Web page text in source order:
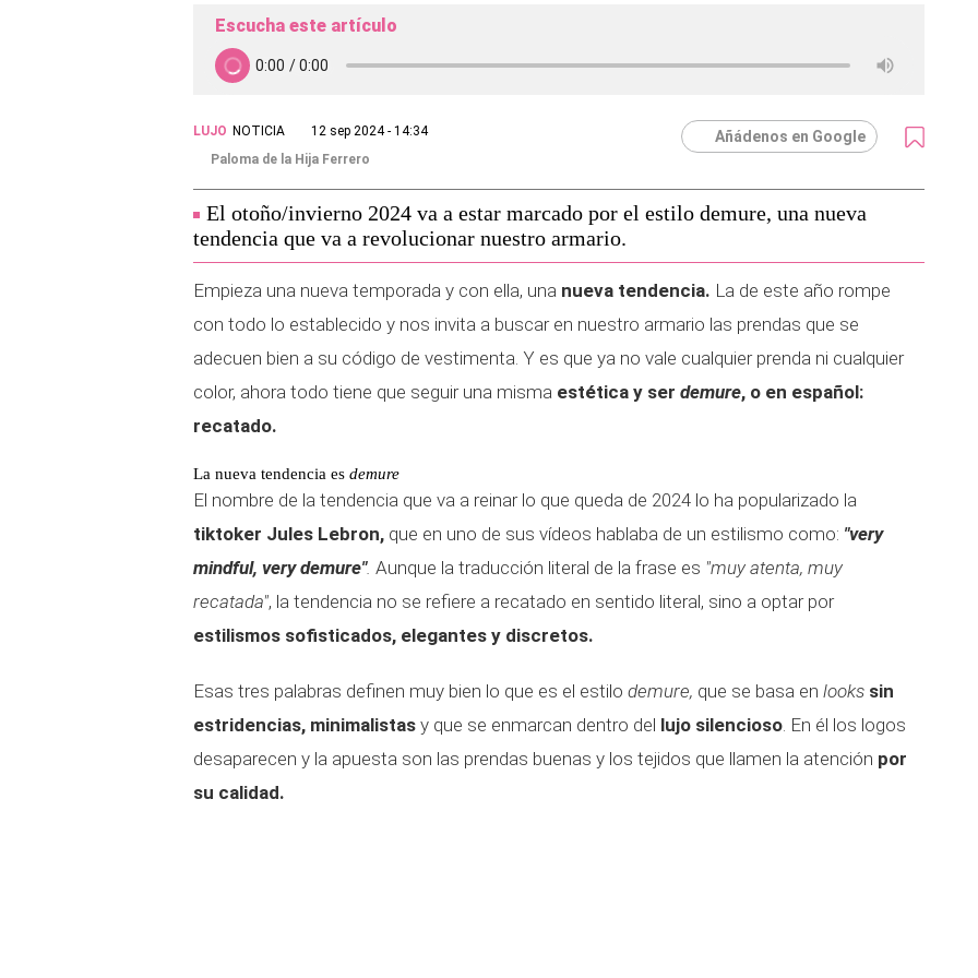
Escucha este artículo
LUJO NOTICIA
12 sep 2024 - 14:34
Paloma de la Hija Ferrero
Añádenos en Google
El otoño/invierno 2024 va a estar marcado por el estilo demure, una nueva
tendencia que va a revolucionar nuestro armario.
Empieza una nueva temporada y con ella, una nueva tendencia. La de este año rompe
con todo lo establecido y nos invita a buscar en nuestro armario las prendas que se
adecuen bien a su código de vestimenta. Y es que ya no vale cualquier prenda ni cualquier
color, ahora todo tiene que seguir una misma estética y ser demure, o en español:
recatado.
La nueva tendencia es demure
El nombre de la tendencia que va a reinar lo que queda de 2024 lo ha popularizado la
tiktoker Jules Lebron, que en uno de sus vídeos hablaba de un estilismo como: "very
mindful, very demure". Aunque la traducción literal de la frase es "muy atenta, muy
recatada", la tendencia no se refiere a recatado en sentido literal, sino a optar por
estilismos sofisticados, elegantes y discretos.
Esas tres palabras definen muy bien lo que es el estilo demure, que se basa en looks sin
estridencias, minimalistas y que se enmarcan dentro del lujo silencioso. En él los logos
desaparecen y la apuesta son las prendas buenas y los tejidos que llamen la atención por
su calidad.